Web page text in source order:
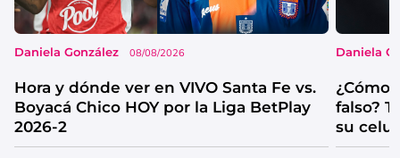
Daniela González 08/08/2026
Hora y dónde ver en VIVO Santa Fe vs.
Boyacá Chico HOY por la Liga BetPlay
2026-2
Daniela
¿Cómo
falso?
su